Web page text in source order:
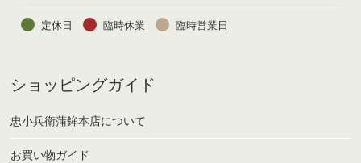
定休日 臨時休業 臨時営業日
ショッピングガイド
忠小兵衛蒲鉾本店について
お買い物ガイド